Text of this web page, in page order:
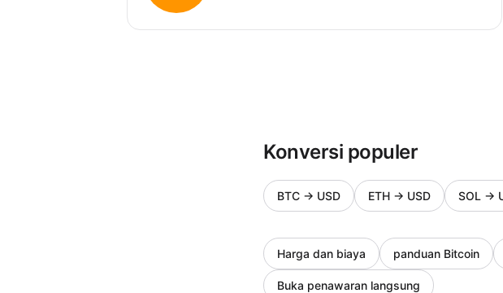
Konversi populer
BTC → USD ETH → USD SOL →
Harga dan biaya panduan Bitcoin
Buka penawaran langsung